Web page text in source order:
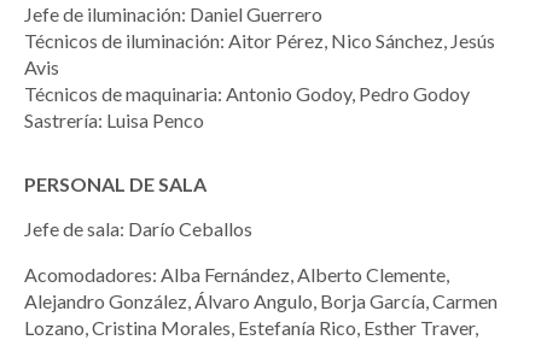
Jefe de iluminación: Daniel Guerrero
Técnicos de iluminación: Aitor Pérez, Nico Sánchez, Jesús
Avis
Técnicos de maquinaria: Antonio Godoy, Pedro Godoy
Sastrería: Luisa Penco
PERSONAL DE SALA
Jefe de sala: Darío Ceballos
Acomodadores: Alba Fernández, Alberto Clemente,
Alejandro González, Álvaro Angulo, Borja García, Carmen
Lozano, Cristina Morales, Estefanía Rico, Esther Traver,